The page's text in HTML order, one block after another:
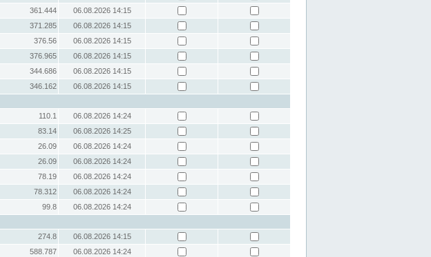
361.444
06.08.2026 14:15
371.285
06.08.2026 14:15
376.56
06.08.2026 14:15
376.965
06.08.2026 14:15
344.686
06.08.2026 14:15
346.162
06.08.2026 14:15
110.1
06.08.2026 14:24
83.14
06.08.2026 14:25
26.09
06.08.2026 14:24
26.09
06.08.2026 14:24
78.19
06.08.2026 14:24
78.312
06.08.2026 14:24
99.8
06.08.2026 14:24
274.8
06.08.2026 14:15
588.787
06.08.2026 14:24